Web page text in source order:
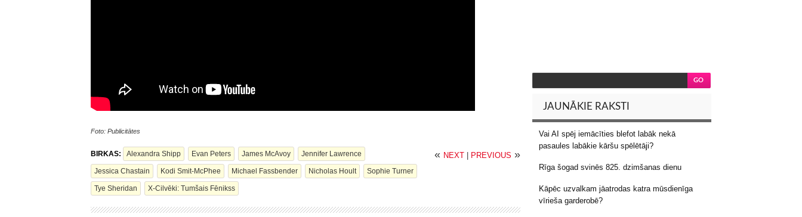
Foto: Publicitātes
BIRKAS: Alexandra Shipp Evan Peters James McAvoy Jennifer Lawrence
Jessica Chastain Kodi Smit-McPhee Michael Fassbender Nicholas Hoult Sophie Turner
Tye Sheridan X-Cilvēki: Tumšais Fēnikss
« NEXT PREVIOUS »
JAUNĀKIE RAKSTI
Vai AI spēj iemācīties blefot labāk nekā
pasaules labākie kāršu spēlētāji?
Rīga šogad svinēs 825. dzimšanas dienu
Kāpēc uzvalkam jāatrodas katra mūsdienīga
vīrieša garderobē?